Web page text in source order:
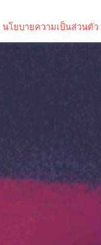
นโยบายความเป็นส่วนตัว